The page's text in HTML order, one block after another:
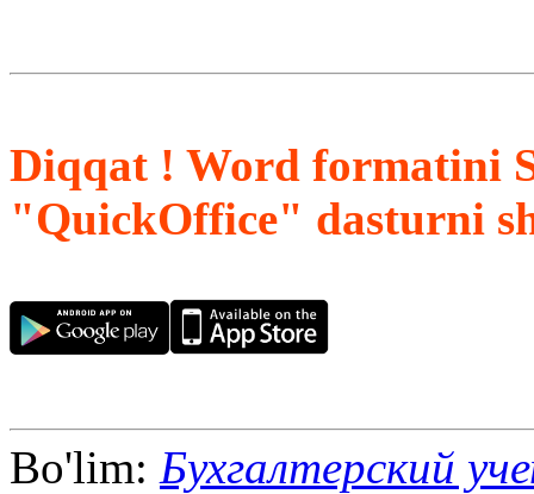
Diqqat ! Word formatini
"QuickOffice" dasturni
Bo'lim: Бухгалтерский